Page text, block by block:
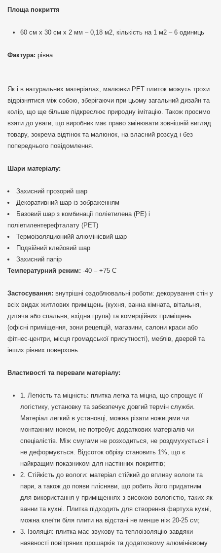
Площа покриття
60 см х 30 см х 2 мм – 0,18 м2, кількість на 1 м2 – 6 одиниць
Фактура: рівна
Як і в натуральних матеріалах, малюнки РЕТ плиток можуть трохи
відрізнятися між собою, зберігаючи при цьому загальний дизайн та
колір, що ще більше підкреслює природну імітацію. Також просимо
взяти до уваги, що виробник має право змінювати зовнішній вигляд
товару, зокрема відтінок та малюнок, на власний розсуд і без
попереднього повідомлення.
Шари матеріалу:
Захисний прозорий шар
Декоративний шар із зображенням
Базовий шар з комбинації поліетилена (PE) і
поліетилентерефталату (PET)
Термоізоляционийй алюмінієвий шар
Подвійний клейовий шар
Захисний папір
Температурний режим: -40 – +75 С
Застосування: внутрішні оздоблювальні роботи: декорування стін у
всіх видах житлових приміщень (кухня, ванна кімната, вітальня,
дитяча або спальня, вхідна група) та комерційних приміщень
(офісні приміщення, зони рецепцій, магазини, салони краси або
фітнес-центри, місця громадської присутності), меблів, дверей та
інших рівних поверхонь.
Властивості та переваги матеріалу:
1. Легкість та міцність: плитка легка та міцна, що спрощує її
логістику, установку та забезпечує довгий термін служби.
Матеріал легкий в установці, можна різати ножицями чи
монтажним ножем, не потребує додаткових матеріалів чи
спеціалістів. Між смугами не розходиться, не роздмухується і
не деформується. Відсоток обрізу становить 1%, що є
найкращим показником для настінних покриттів;
2. Стійкість до вологи: матеріал стійкий до впливу вологи та
пари, а також до появи плісняви, що робить його придатним
для використання у приміщеннях з високою вологістю, таких як
ванни та кухні. Плитка підходить для створення фартуха кухні,
можна клеїти біля плити на відстані не менше ніж 20-25 см;
3. Ізоляція: плитка має звукову та теплоізоляцію завдяки
наявності повітряних прошарків та додатковому алюмінієвому